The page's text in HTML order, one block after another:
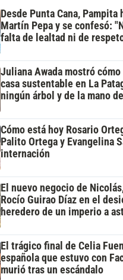
Desde Punta Cana, Pampita
Martín Pepa y se confesó:
falta de lealtad ni de
Juliana Awada mostró
casa sustentable en La
ningún árbol y de la mano
Cómo está hoy Rosario
Palito Ortega y Evangelina
internación
El nuevo negocio de
Rocío Guirao Díaz en el
heredero de un imperio a
El trágico final de Celia
española que estuvo con
murió tras un escándalo